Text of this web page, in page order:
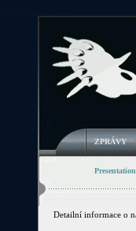
ZPRÁVY |
Detailní informace o